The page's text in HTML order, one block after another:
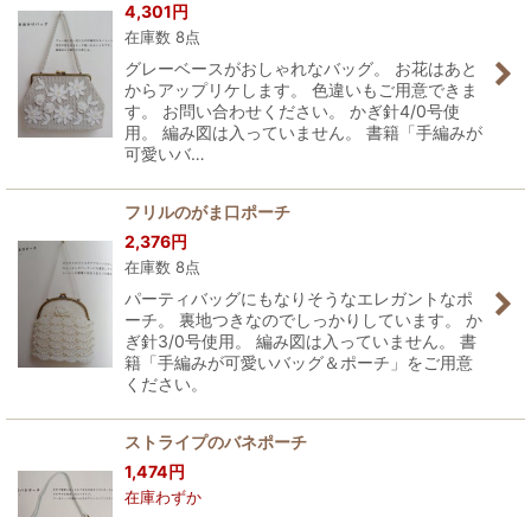
4,301円
在庫数 8点
グレーベースがおしゃれなバッグ。 お花はあと
からアップリケします。 色違いもご用意できま
す。 お問い合わせください。 かぎ針4/0号使
用。 編み図は入っていません。 書籍「手編みが
可愛いバ…
フリルのがま口ポーチ
2,376円
在庫数 8点
パーティバッグにもなりそうなエレガントなポ
ーチ。 裏地つきなのでしっかりしています。 か
ぎ針3/0号使用。 編み図は入っていません。 書
籍「手編みが可愛いバッグ＆ポーチ」をご用意
ください。
ストライプのバネポーチ
1,474円
在庫わずか